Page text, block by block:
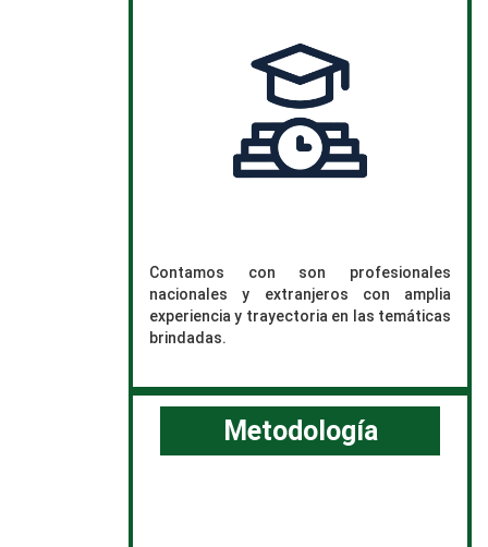
Contamos con son profesionales
nacionales y extranjeros con amplia
experiencia y trayectoria en las temáticas
brindadas.
Metodología